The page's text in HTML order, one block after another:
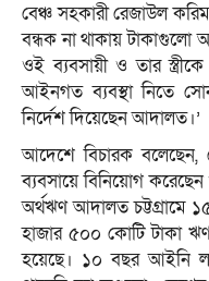
বেঞ্চ সহকারী রেজাউল
বন্ধক না থাকায় টাকাগুলো
ওই ব্যবসায়ী ও তার
আইনগত ব্যবস্থা নিতে
নির্দেশ দিয়েছেন আদালত।’
আদেশে বিচারক বলেছেন,
ব্যবসায়ে বিনিয়োগ করেছেন
অর্থঋণ আদালত চট্টগ্রামে
হাজার ৫০০ কোটি টাকা
হয়েছে। ১০ বছর আইনি